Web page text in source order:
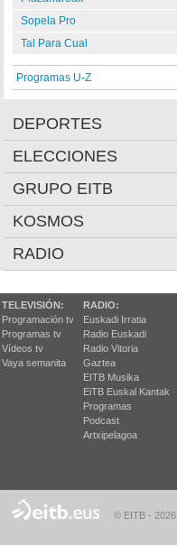
Sopela Pro
Tal Para Cual
Programas U-Z
DEPORTES
ELECCIONES
GRUPO EITB
KOSMOS
RADIO
TELEVISIÓN:
Programación tv
Programas tv
Vídeos tv
Vaya semanita
RADIO:
Euskadi Irratia
Radio Euskadi
Radio Vitoria
Gaztea
EITB Musika
EiTB Euskal Kantak
Programas
Podcast
Artxipelagoa
© EITB - 2026